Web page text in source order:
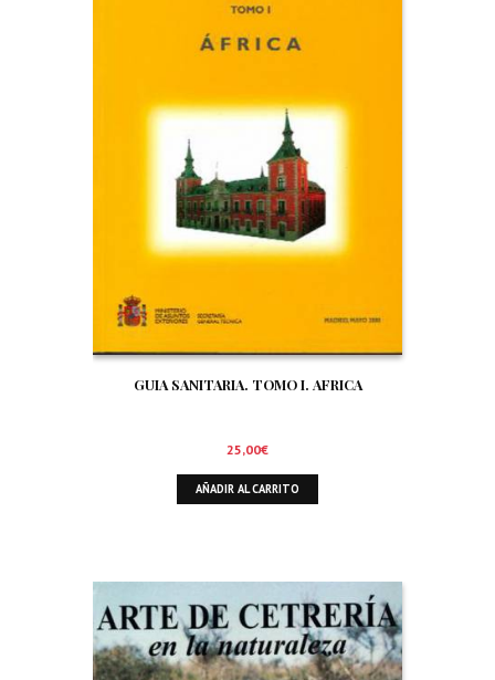
GUIA SANITARIA. TOMO I. AFRICA
25,00€
AÑADIR AL CARRITO